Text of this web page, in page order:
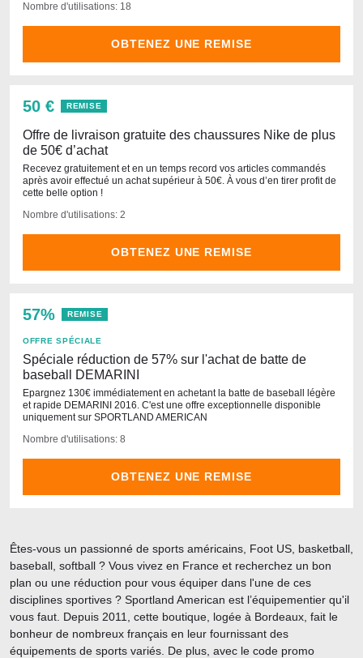
Nombre d'utilisations: 18
OBTENEZ UNE REMISE
50 € REMISE
Offre de livraison gratuite des chaussures Nike de plus
de 50€ d’achat
Recevez gratuitement et en un temps record vos articles commandés
après avoir effectué un achat supérieur à 50€. À vous d’en tirer profit de
cette belle option !
Nombre d'utilisations: 2
OBTENEZ UNE REMISE
57% REMISE
OFFRE SPÉCIALE
Spéciale réduction de 57% sur l'achat de batte de
baseball DEMARINI
Epargnez 130€ immédiatement en achetant la batte de baseball légère
et rapide DEMARINI 2016. C'est une offre exceptionnelle disponible
uniquement sur SPORTLAND AMERICAN
Nombre d'utilisations: 8
OBTENEZ UNE REMISE
Êtes-vous un passionné de sports américains, Foot US, basketball,
baseball, softball ? Vous vivez en France et recherchez un bon
plan ou une réduction pour vous équiper dans l'une de ces
disciplines sportives ? Sportland American est l’équipementier qu'il
vous faut. Depuis 2011, cette boutique, logée à Bordeaux, fait le
bonheur de nombreux français en leur fournissant des
équipements de sports variés. De plus, avec le code promo